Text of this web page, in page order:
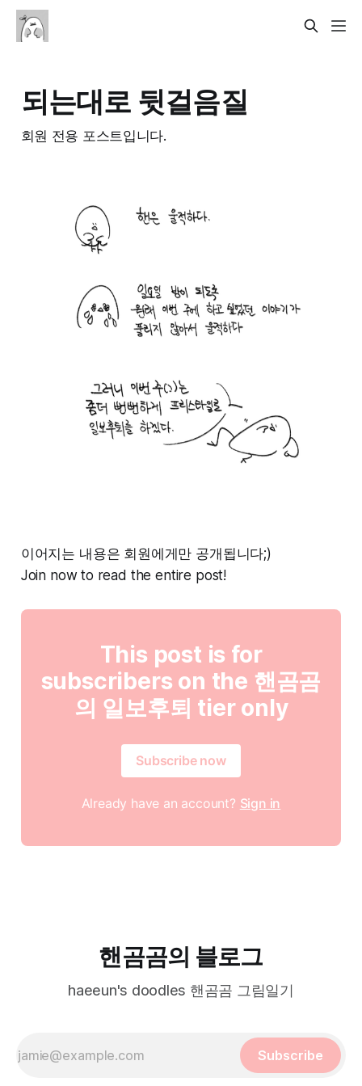
되는대로 뒷걸음질
회원 전용 포스트입니다.
이어지는 내용은 회원에게만 공개됩니다;)
Join now to read the entire post!
This post is for
subscribers on the 핸곰곰
의 일보후퇴 tier only
Subscribe now
Already have an account? Sign in
핸곰곰의 블로그
haeeun's doodles 핸곰곰 그림일기
Subscribe